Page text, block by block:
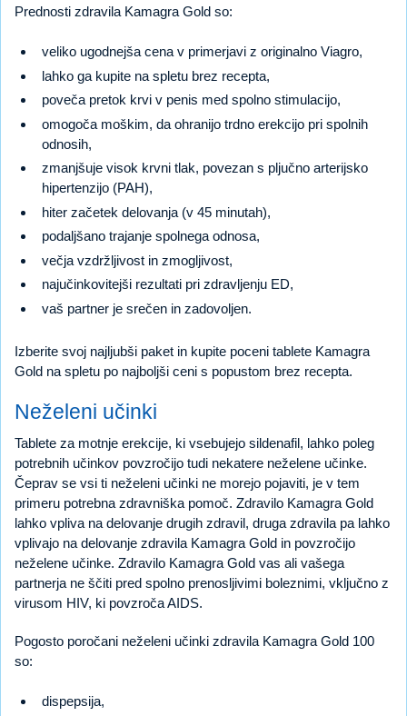
Prednosti zdravila Kamagra Gold so:
veliko ugodnejša cena v primerjavi z originalno Viagro,
lahko ga kupite na spletu brez recepta,
poveča pretok krvi v penis med spolno stimulacijo,
omogoča moškim, da ohranijo trdno erekcijo pri spolnih
odnosih,
zmanjšuje visok krvni tlak, povezan s pljučno arterijsko
hipertenzijo (PAH),
hiter začetek delovanja (v 45 minutah),
podaljšano trajanje spolnega odnosa,
večja vzdržljivost in zmogljivost,
najučinkovitejši rezultati pri zdravljenju ED,
vaš partner je srečen in zadovoljen.
Izberite svoj najljubši paket in kupite poceni tablete Kamagra
Gold na spletu po najboljši ceni s popustom brez recepta.
Neželeni učinki
Tablete za motnje erekcije, ki vsebujejo sildenafil, lahko poleg
potrebnih učinkov povzročijo tudi nekatere neželene učinke.
Čeprav se vsi ti neželeni učinki ne morejo pojaviti, je v tem
primeru potrebna zdravniška pomoč. Zdravilo Kamagra Gold
lahko vpliva na delovanje drugih zdravil, druga zdravila pa lahko
vplivajo na delovanje zdravila Kamagra Gold in povzročijo
neželene učinke. Zdravilo Kamagra Gold vas ali vašega
partnerja ne ščiti pred spolno prenosljivimi boleznimi, vključno z
virusom HIV, ki povzroča AIDS.
Pogosto poročani neželeni učinki zdravila Kamagra Gold 100
so:
dispepsija,